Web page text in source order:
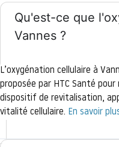
Qu'est-ce que
Vannes ?
L’oxygénation cellulaire à
proposée par HTC Santé pour
dispositif de revitalisation,
vitalité cellulaire. En savoir